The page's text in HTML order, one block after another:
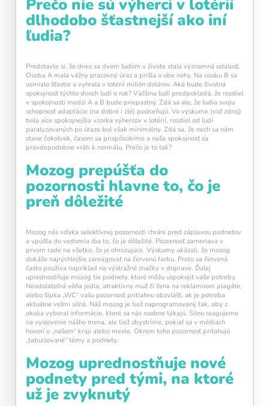
každý deň navyše pomáha vašej mysli zostať
aktívnou a v kondícii.
Kalendár sleduje vašu dennú tréningovú
aktivitu:
Modré políčko:
Bez tréningu
Oranžové políčko:Farba ukazuje intenzitu
tréningu, ako svietivosť žiarovky.
1 cvičenie = 20 % intenzity
5 cvičení = 100 % intenzity
1 2 3 4 5
Prečo nie sú výherci v lotérií
dlhodobo šťastnejší ako iní
ľudia?
Predstavte si, že dnes sa dvom ľuďom v živote stala významná udalosť.
Osoba A mala vážny pracovný úraz a prišla o obe nohy. Na osobu B sa
usmialo šťastie a vyhrala v lotérií milión dolárov. Aká bude životná
spokojnosť týchto dvoch ľudí o rok? Väčšina ľudí predpokladá, že rozdiel
v spokojnosti medzi A a B bude priepastný. Zdá sa ale, že ľudia svoju
schopnosť adaptácie (na dobré i zlé) podceňujú. Vo výskume (viď zdroj)
bola síce spokojnejšia vzorka výhercov v lotérií, rozdiel od ľudí
paralyzovaných po úraze bol však minimálny. Zdá sa, že nech sa nám
stane čokoľvek, časom sa prispôsobíme a naša spokojnosť sa
pravdepodobne vráti k normálu. Prečo je to tak?
Mozog prepúšťa do
pozornosti hlavne to, čo je
preň dôležité
Mozog nás vďaka selektívnej pozornosti chráni pred záplavou podnetov
a vpúšťa do vedomia iba to, čo je dôležité. Pozornosť zameriava v
prvom rade na všetko, čo je ohrozujúce. Výskumy ukázali, že mozog
dokáže najrýchlejšie zareagovať na červenú farbu. Preto sa červená
často používa napríklad na výstražné značky v doprave. Ďalej
uprednostňuje mozog tie podnety, ktoré môžu uspokojiť vaše potreby.
Neodolateľná vôňa jedla, atraktívny muž či žena na reklamnom plagáte,
alebo šípka „WC“ vašu pozornosť pritiahnu obzvlášť, ak je potreba
aktuálne veľmi silná. Náš mozog je tiež naprogramovaný tak, aby z
okolia vyberal informácie, ktoré sa nás osobne týkajú. Silno reagujeme
na vyslovenie nášho mena, ale tiež zbystríme, pokiaľ sa v médiach
hovorí o „našom“ kraji alebo meste. Okrem toho pozornosť priťahujú
„tabuizované“ témy a podnety.
Mozog uprednostňuje nové
podnety pred tými, na ktoré
už je zvyknutý